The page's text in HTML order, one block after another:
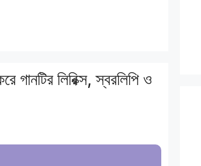
লিরিক্স, স্বরলিপি ও